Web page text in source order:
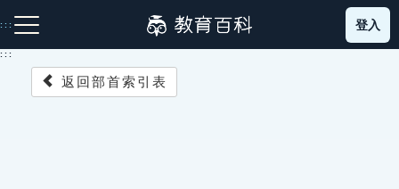
到
主
::: 登入
:::
返回部首索引表